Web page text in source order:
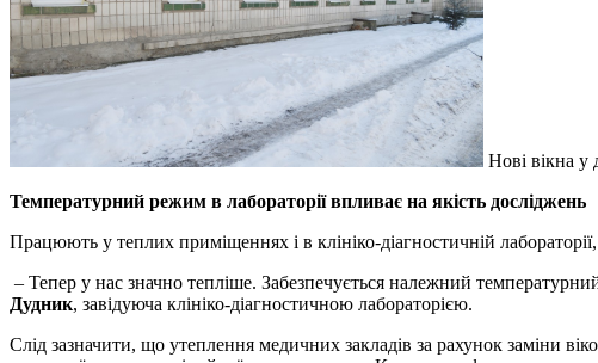
Нові вікна у
Температурний режим в лабораторії впливає на якість досліджень
Працюють у теплих приміщеннях і в клініко-діагностичній
– Тепер у нас значно тепліше. Забезпечується належний
Дудник, завідуюча клініко-діагностичною лабораторією.
Слід зазначити, що утеплення медичних закладів за рахунок заміни